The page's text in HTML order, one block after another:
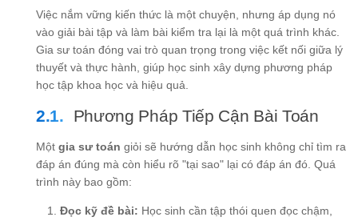
Việc nắm vững kiến thức là một chuyện, nhưng áp dụng nó
vào giải bài tập và làm bài kiểm tra lại là một quá trình khác.
Gia sư toán đóng vai trò quan trọng trong việc kết nối giữa lý
thuyết và thực hành, giúp học sinh xây dựng phương pháp
học tập khoa học và hiệu quả.
Phương Pháp Tiếp Cận Bài Toán
Một gia sư toán giỏi sẽ hướng dẫn học sinh không chỉ tìm ra
đáp án đúng mà còn hiểu rõ "tại sao" lại có đáp án đó. Quá
trình này bao gồm:
Đọc kỹ đề bài: Học sinh cần tập thói quen đọc chậm,